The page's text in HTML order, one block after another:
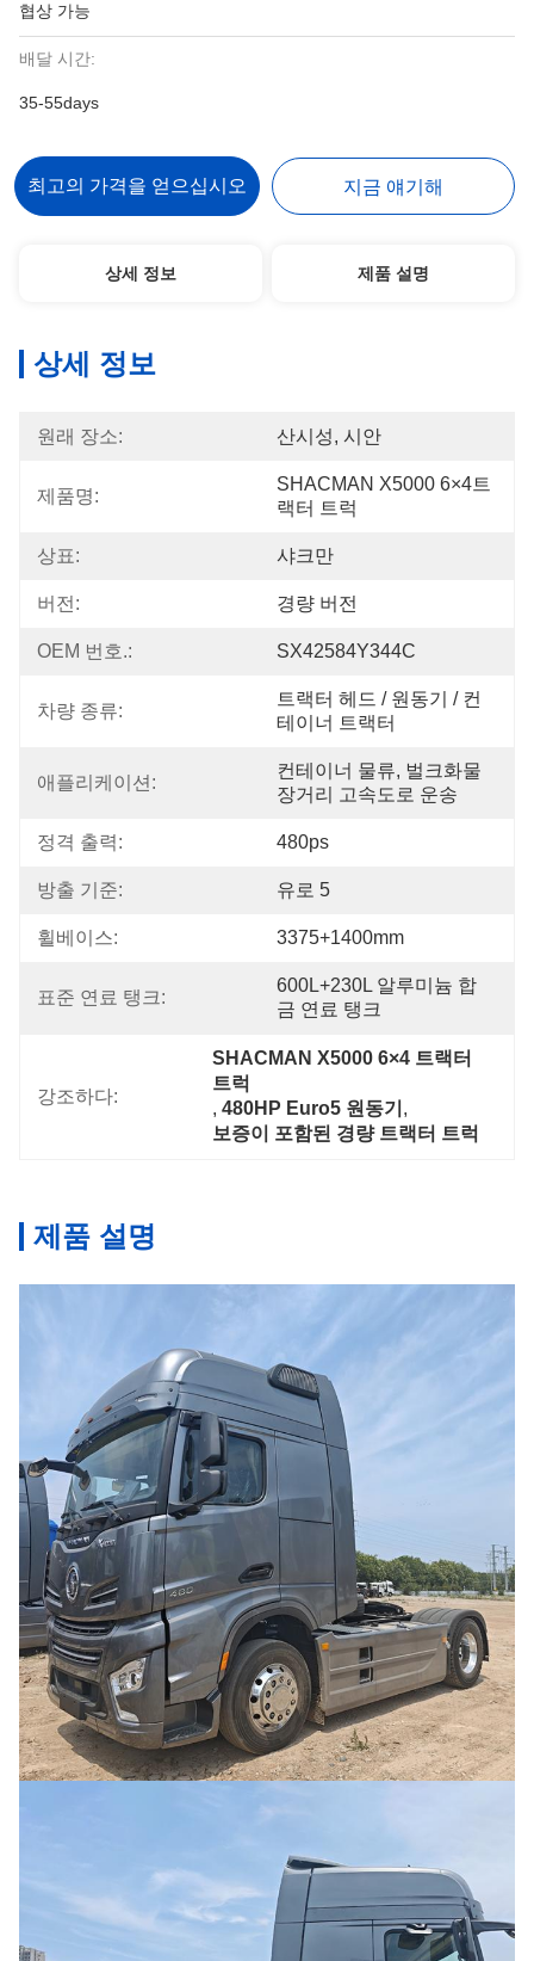
협상 가능
배달 시간:
35-55days
최고의 가격을 얻으십시오 지금 얘기해
상세 정보 제품 설명
상세 정보
원래 장소: 산시성, 시안
제품명:
SHACMAN X5000 6×4트
랙터 트럭
상표: 샤크만
버전: 경량 버전
OEM 번호.: SX42584Y344C
차량 종류:
트랙터 헤드 / 원동기 / 컨
테이너 트랙터
애플리케이션:
컨테이너 물류, 벌크화물
장거리 고속도로 운송
정격 출력: 480ps
방출 기준: 유로 5
휠베이스: 3375+1400mm
표준 연료 탱크:
600L+230L 알루미늄 합
금 연료 탱크
강조하다:
SHACMAN X5000 6×4 트랙터
트럭
, 480HP Euro5 원동기 ,
보증이 포함된 경량 트랙터 트럭
제품 설명